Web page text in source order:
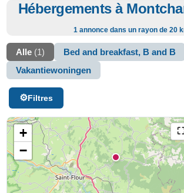
Hébergements à
1 annonce dans un rayon de 20
Alle (1)
Bed and breakfast, B and B
Vakantiewoningen
Filtres
+
−